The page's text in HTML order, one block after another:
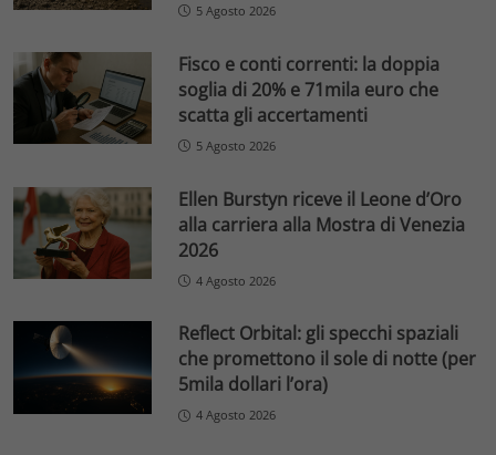
5 Agosto 2026
Fisco e conti correnti: la doppia
soglia di 20% e 71mila euro che
scatta gli accertamenti
5 Agosto 2026
Ellen Burstyn riceve il Leone d’Oro
alla carriera alla Mostra di Venezia
2026
4 Agosto 2026
Reflect Orbital: gli specchi spaziali
che promettono il sole di notte (per
5mila dollari l’ora)
4 Agosto 2026